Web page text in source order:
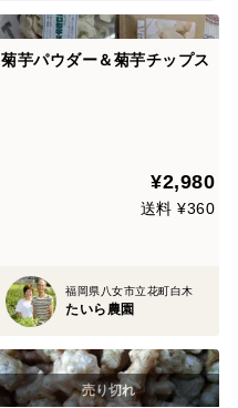
菊芋パウダー＆菊芋チップス
¥2,980
送料 ¥360
福岡県八女市立花町白木
たいら農園